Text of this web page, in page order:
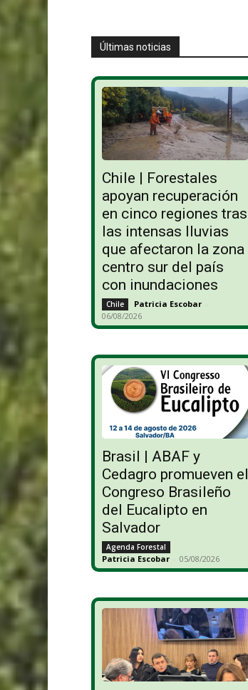
Últimas noticias
Chile | Forestales
apoyan recuperación
en cinco regiones tras
las intensas lluvias
que afectaron la zona
centro sur del país
con inundaciones
Chile Patricia Escobar -
06/08/2026
Brasil | ABAF y
Cedagro promueven el
Congreso Brasileño
del Eucalipto en
Salvador
Agenda Forestal
Patricia Escobar - 05/08/2026